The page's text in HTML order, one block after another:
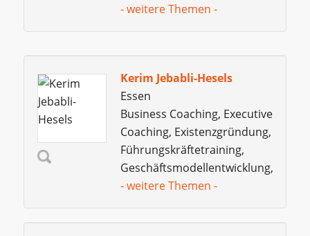
- weitere Themen -
Kerim Jebabli-Hesels
Essen
Business Coaching, Executive
Coaching, Existenzgründung,
Führungskräftetraining,
Geschäftsmodellentwicklung,
- weitere Themen -